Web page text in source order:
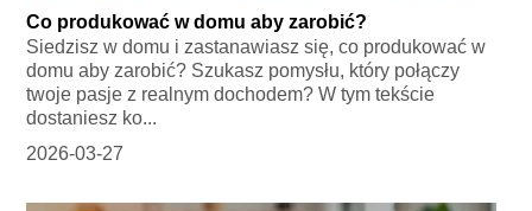
Co produkować w domu aby zarobić?
Siedzisz w domu i zastanawiasz się, co produkować w
domu aby zarobić? Szukasz pomysłu, który połączy
twoje pasje z realnym dochodem? W tym tekście
dostaniesz ko...
2026-03-27